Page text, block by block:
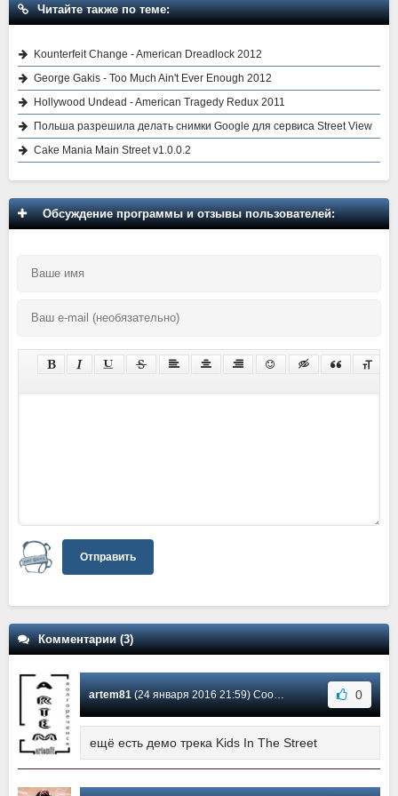
Читайте также по теме:
Kounterfeit Change - American Dreadlock 2012
George Gakis - Too Much Ain't Ever Enough 2012
Hollywood Undead - American Tragedy Redux 2011
Польша разрешила делать снимки Google для сервиса Street View
Cake Mania Main Street v1.0.0.2
Обсуждение программы и отзывы пользователей:
Отправить
Комментарии (3)
artem81(24 января 2016 21:59) Сообщение #3 0
ещё есть демо трека Kids In The Street